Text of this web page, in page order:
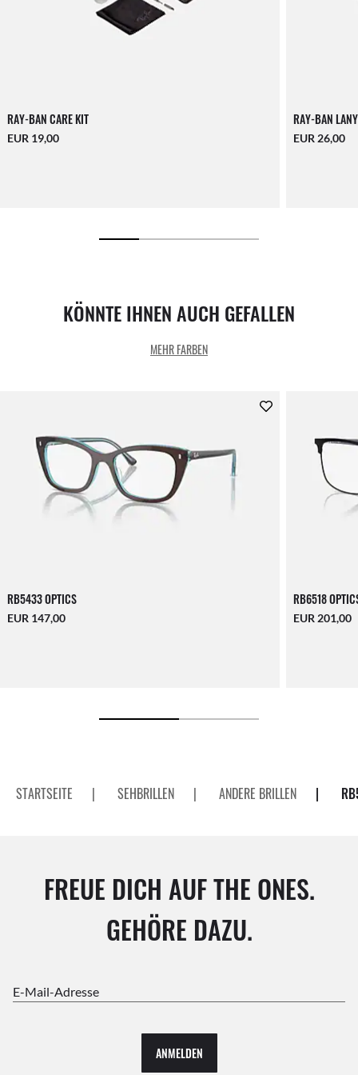
RAY-BAN CARE KIT
EUR 19,00
RAY-BAN
EUR 26,00
KÖNNTE IHNEN AUCH GEFALLEN
MEHR FARBEN
RB5433 OPTICS
EUR 147,00
RB6518
EUR 201,00
STARTSEITE | SEHBRILLEN | ANDERE BRILLEN |
FREUE DICH AUF THE ONES.
GEHÖRE DAZU.
E-Mail-Adresse
ANMELDEN